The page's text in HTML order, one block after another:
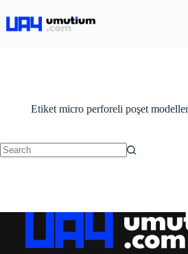
Etiketmicro perforeli poşet